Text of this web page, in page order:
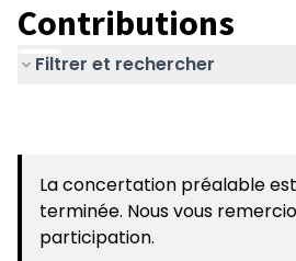
Contributions
Filtrer et rechercher
La concertation préalable
terminée. Nous vous
participation.